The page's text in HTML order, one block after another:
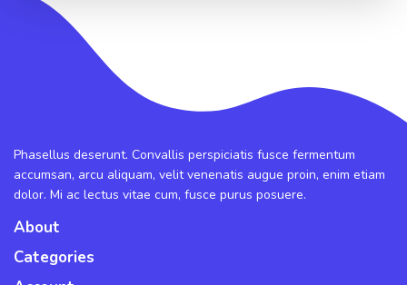
Phasellus deserunt. Convallis perspiciatis fusce fermentum
accumsan, arcu aliquam, velit venenatis augue proin, enim etiam
dolor. Mi ac lectus vitae cum, fusce purus posuere.
About
Categories